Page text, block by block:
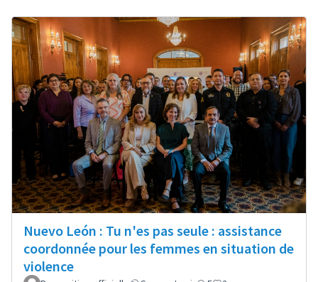
Nuevo León : Tu n'es pas seule : assistance
coordonnée pour les femmes en situation de
violence